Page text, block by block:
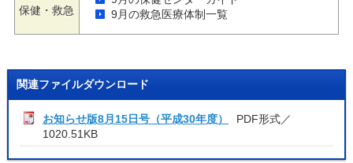
保健・救急
9月の救急医療体制一覧
関連ファイルダウンロード
お知らせ版8月15日号（平成30年度）
PDF形式／
1020.51KB